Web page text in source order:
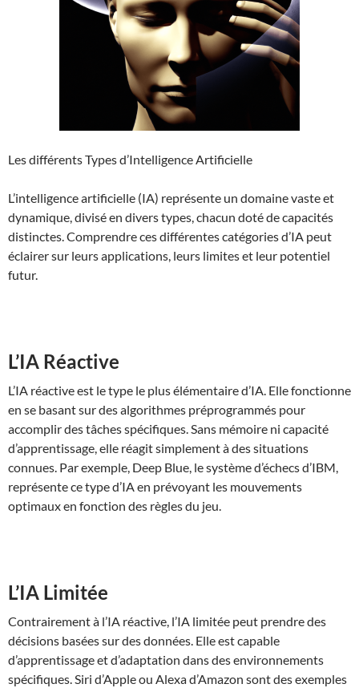
Les différents Types d’Intelligence Artificielle
L’intelligence artificielle (IA) représente un domaine vaste et
dynamique, divisé en divers types, chacun doté de capacités
distinctes. Comprendre ces différentes catégories d’IA peut
éclairer sur leurs applications, leurs limites et leur potentiel
futur.
L’IA Réactive
L’IA réactive est le type le plus élémentaire d’IA. Elle fonctionne
en se basant sur des algorithmes préprogrammés pour
accomplir des tâches spécifiques. Sans mémoire ni capacité
d’apprentissage, elle réagit simplement à des situations
connues. Par exemple, Deep Blue, le système d’échecs d’IBM,
représente ce type d’IA en prévoyant les mouvements
optimaux en fonction des règles du jeu.
L’IA Limitée
Contrairement à l’IA réactive, l’IA limitée peut prendre des
décisions basées sur des données. Elle est capable
d’apprentissage et d’adaptation dans des environnements
spécifiques. Siri d’Apple ou Alexa d’Amazon sont des exemples